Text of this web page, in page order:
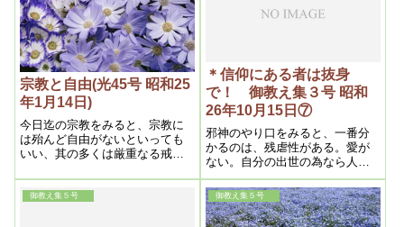
宗教と自由(光45号 昭和25
年1月14日)
今日迄の宗教をみると、宗教に
は殆んど自由がないといっても
いい、其の多くは厳重なる戒律
で、之が宗教本来の姿と思われ
て来た、そういうのを深く検討
＊信仰にある者は抜身
で！ 御教え集３号 昭和
26年10月15日⑦
邪神のやり口をみると、一番分
かるのは、残虐性がある。愛が
ない。自分の出世の為なら人が
苦しんでも、命を取っても平気
なんです。邪神でないのは、そ
こに慈悲とか愛がありますか
ら、そこで直ぐ分かる。
御教え集５号 御教え集５号